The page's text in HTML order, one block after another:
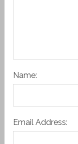
Name:
Email Address: